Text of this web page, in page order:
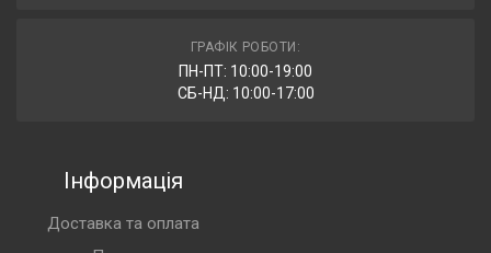
ГРАФІК РОБОТИ:
ПН-ПТ: 10:00-19:00
СБ-НД: 10:00-17:00
Інформація
Доставка та оплата